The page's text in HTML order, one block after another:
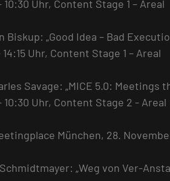
10:30 Uhr, Content Stage 1 – Areal
Biskup: „Good Idea – Bad
14:15 Uhr, Content Stage 1 – Areal
Savage: „MICE 5.0:
10:30 Uhr, Content Stage 2 - Areal
München, 28.
„Weg von Ver-